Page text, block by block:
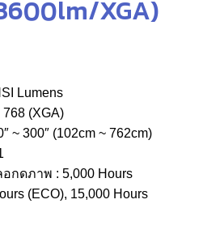
XGA)
Lumens
(XGA)
~ 300″ (102cm ~ 762cm)
กดภาพ : 5,000 Hours
(ECO), 15,000 Hours